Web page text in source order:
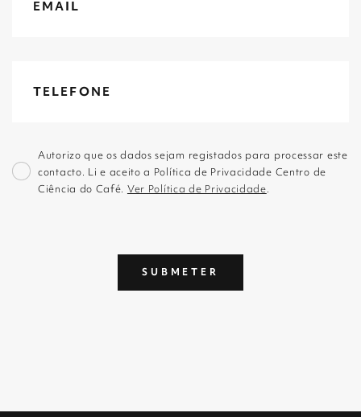
Autorizo que os dados sejam registados para processar este
contacto. Li e aceito a Política de Privacidade Centro de
Ciência do Café. Ver Política de Privacidade.
SUBMETER